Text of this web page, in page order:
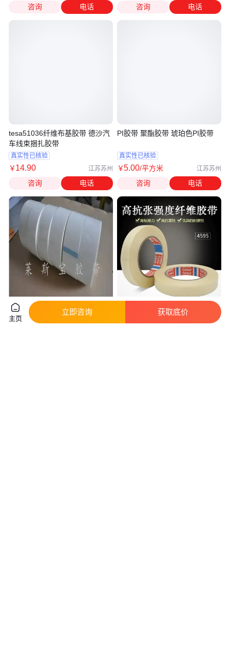
咨询
电话
tesa51036纤维布基胶带 德沙汽
车线束捆扎胶带
真实性已核验
￥14.90 江苏苏州
咨询 电话
加香纤维胶带 带香味玻璃纤维胶
带 乳白色纤维胶带
咨询 电话
PI胶带 聚酯胶带 琥珀色PI胶带
真实性已核验
￥5.00/平方米 江苏苏州
咨询 电话
tesa4595 pet薄膜纤维胶带德莎
主页
立即咨询 获取底价